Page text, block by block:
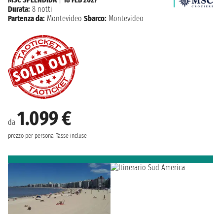
da 1.099 €
prezzo per persona Tasse incluse
Durata: 8 notti
Partenza da: Montevideo Sbarco: Montevideo